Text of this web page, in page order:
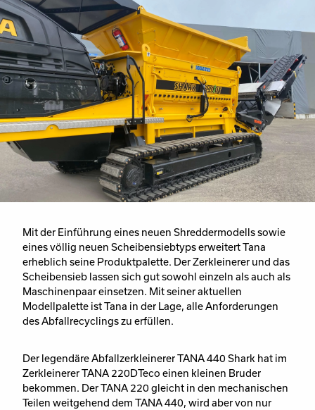
Mit der Einführung eines neuen Shreddermodells sowie
eines völlig neuen Scheibensiebtyps erweitert Tana
erheblich seine Produktpalette. Der Zerkleinerer und das
Scheibensieb lassen sich gut sowohl einzeln als auch als
Maschinenpaar einsetzen. Mit seiner aktuellen
Modellpalette ist Tana in der Lage, alle Anforderungen
des Abfallrecyclings zu erfüllen.
Der legendäre Abfallzerkleinerer TANA 440 Shark hat im
Zerkleinerer TANA 220DTeco einen kleinen Bruder
bekommen. Der TANA 220 gleicht in den mechanischen
Teilen weitgehend dem TANA 440, wird aber von nur